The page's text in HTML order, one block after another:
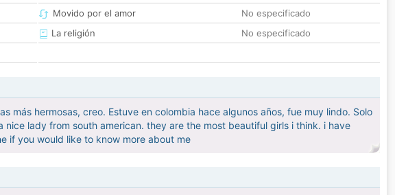
Movido por el amor
No especificado
La religión
No especificado
más hermosas, creo. Estuve en colombia hace algunos años, fue muy lindo. Solo
lady from south american. they are the most beautiful girls i think. i have
if you would like to know more about me